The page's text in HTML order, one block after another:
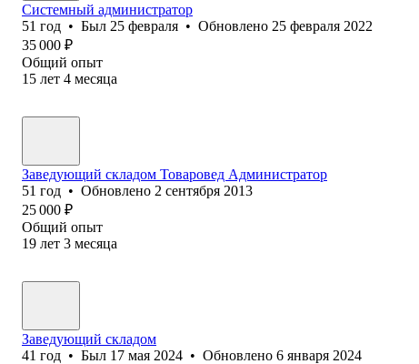
Системный администратор
51 год • Был 25 февраля • Обновлено 25 февраля 2022
35 000 ₽
Общий опыт
15 лет 4 месяца
Заведующий складом Товаровед Администратор
51 год • Обновлено 2 сентября 2013
25 000 ₽
Общий опыт
19 лет 3 месяца
Заведующий складом
41 год • Был 17 мая 2024 • Обновлено 6 января 2024